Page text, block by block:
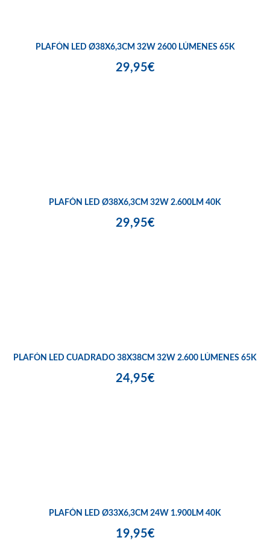
PLAFÓN LED Ø38X6,3CM 32W 2600 LÚMENES 65K
29,95€
PLAFÓN LED Ø38X6,3CM 32W 2.600LM 40K
29,95€
PLAFÓN LED CUADRADO 38X38CM 32W 2.600 LÚMENES 65K
24,95€
PLAFÓN LED Ø33X6,3CM 24W 1.900LM 40K
19,95€